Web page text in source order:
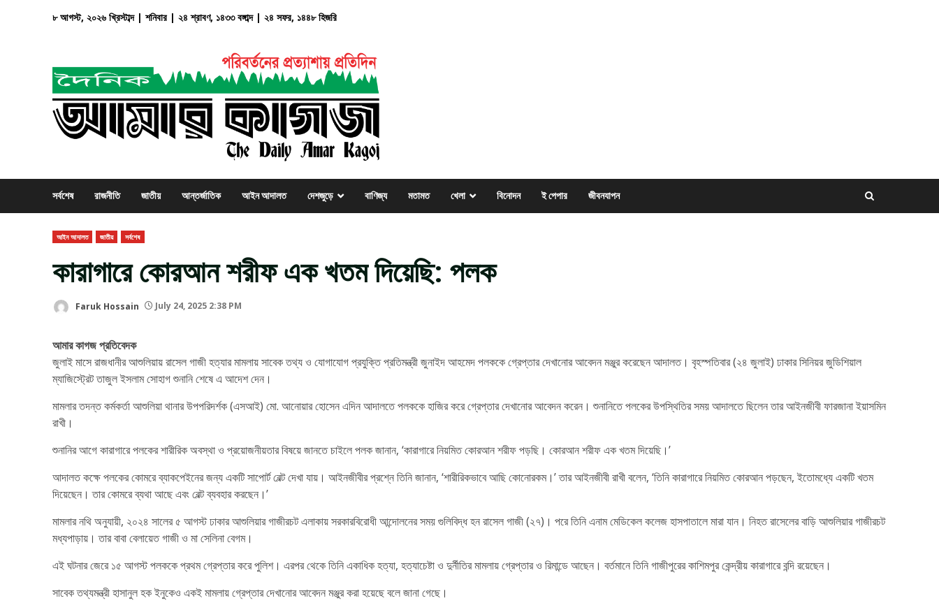
৮ আগস্ট, ২০২৬ খ্রিস্টাব্দ | শনিবার | ২৪ শ্রাবণ, ১৪৩৩ বঙ্গাব্দ | ২৪ সফর, ১৪৪৮ হিজরি
সর্বশেষ রাজনীতি জাতীয় আন্তর্জাতিক আইন আদালত দেশজুড়ে বাণিজ্য মতামত খেলা বিনোদন ই পেপার জীবনযাপন
আইন আদালত জাতীয় সর্বশেষ
কারাগারে কোরআন শরীফ এক খতম দিয়েছি: পলক
Faruk Hossain July 24, 2025 2:38 PM
আমার কাগজ প্রতিবেদক
জুলাই মাসে রাজধানীর আশুলিয়ায় রাসেল গাজী হত্যার মামলায় সাবেক তথ্য ও যোগাযোগ প্রযুক্তি প্রতিমন্ত্রী জুনাইদ আহমেদ পলককে গ্রেপ্তার দেখানোর আবেদন মঞ্জুর করেছেন আদালত। বৃহস্পতিবার (২৪ জুলাই) ঢাকার সিনিয়র জুডিশিয়াল
ম্যাজিস্ট্রেট তাজুল ইসলাম সোহাগ শুনানি শেষে এ আদেশ দেন।
মামলার তদন্ত কর্মকর্তা আশুলিয়া থানার উপপরিদর্শক (এসআই) মো. আনোয়ার হোসেন এদিন আদালতে পলককে হাজির করে গ্রেপ্তার দেখানোর আবেদন করেন। শুনানিতে পলকের উপস্থিতির সময় আদালতে ছিলেন তার আইনজীবী ফারজানা ইয়াসমিন
রাখী।
শুনানির আগে কারাগারে পলকের শারীরিক অবস্থা ও প্রয়োজনীয়তার বিষয়ে জানতে চাইলে পলক জানান, ‘কারাগারে নিয়মিত কোরআন শরীফ পড়ছি। কোরআন শরীফ এক খতম দিয়েছি।’
আদালত কক্ষে পলকের কোমরে ব্যাকপেইনের জন্য একটি সাপোর্ট বেল্ট দেখা যায়। আইনজীবীর প্রশ্নে তিনি জানান, ‘শারীরিকভাবে আছি কোনোরকম।’ তার আইনজীবী রাখী বলেন, ‘তিনি কারাগারে নিয়মিত কোরআন পড়ছেন, ইতোমধ্যে একটি খতম
দিয়েছেন। তার কোমরে ব্যথা আছে এবং বেল্ট ব্যবহার করছেন।’
মামলার নথি অনুযায়ী, ২০২৪ সালের ৫ আগস্ট ঢাকার আশুলিয়ার গাজীরচট এলাকায় সরকারবিরোধী আন্দোলনের সময় গুলিবিদ্ধ হন রাসেল গাজী (২৭)। পরে তিনি এনাম মেডিকেল কলেজ হাসপাতালে মারা যান। নিহত রাসেলের বাড়ি আশুলিয়ার গাজীরচট
মধ্যপাড়ায়। তার বাবা বেলায়েত গাজী ও মা সেলিনা বেগম।
এই ঘটনার জেরে ১৫ আগস্ট পলককে প্রথম গ্রেপ্তার করে পুলিশ। এরপর থেকে তিনি একাধিক হত্যা, হত্যাচেষ্টা ও দুর্নীতির মামলায় গ্রেপ্তার ও রিমান্ডে আছেন। বর্তমানে তিনি গাজীপুরের কাশিমপুর কেন্দ্রীয় কারাগারে বন্দি রয়েছেন।
সাবেক তথ্যমন্ত্রী হাসানুল হক ইনুকেও একই মামলায় গ্রেপ্তার দেখানোর আবেদন মঞ্জুর করা হয়েছে বলে জানা গেছে।